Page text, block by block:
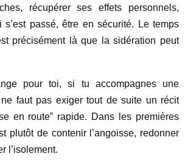
récupérer ses effets personnels,
s’est passé, être en sécurité. Le temps
précisément là que la sidération peut
pour toi, si tu accompagnes une
ne faut pas exiger tout de suite un récit
en route” rapide. Dans les premières
plutôt de contenir l’angoisse, redonner
l’isolement.